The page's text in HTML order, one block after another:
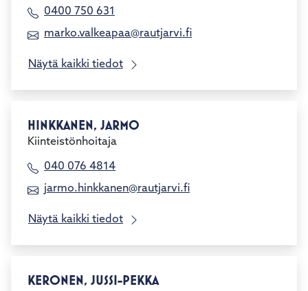
0400 750 631
marko.valkeapaa@rautjarvi.fi
Näytä kaikki tiedot
HINKKANEN, JARMO
Kiinteistönhoitaja
040 076 4814
jarmo.hinkkanen@rautjarvi.fi
Näytä kaikki tiedot
KERONEN, JUSSI-PEKKA